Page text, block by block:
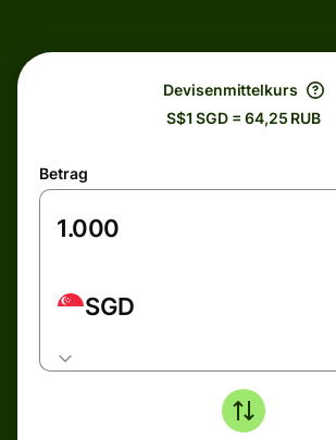
Devisenmittelkurs
S$1 SGD = 64,25 RUB
Betrag
SGD